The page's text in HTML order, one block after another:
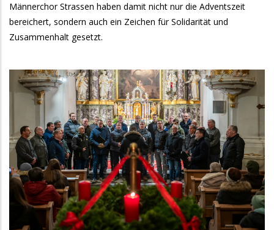
Männerchor Strassen haben damit nicht nur die Adventszeit
bereichert, sondern auch ein Zeichen für Solidarität und
Zusammenhalt gesetzt.
Galeriebilder